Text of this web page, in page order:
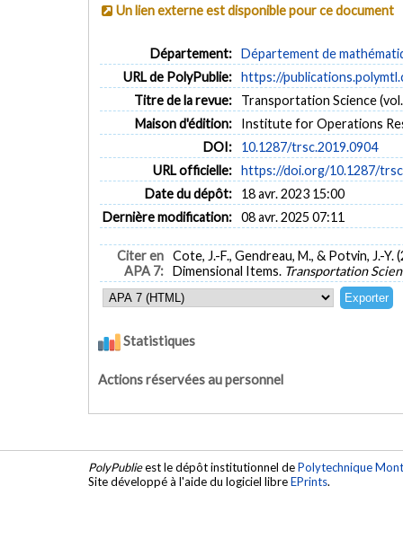
Un lien externe est disponible pour ce document
Département: Département de
URL de PolyPublie: https://
Titre de la revue:
Transportation Science
Maison d'édition:
Institute for Operations
DOI:
10.1287/trsc.2019.0904
URL officielle: https://doi.org/10.1287/
Date du dépôt:
18 avr. 2023 15:00
Dernière modification: 08 avr. 2025 07:11
Citer en
APA 7:
Cote, J.-F., Gendreau, M., & Potvin, J.-
Dimensional Items. Transportation
Statistiques
Actions réservées au personnel
PolyPublieest le dépôt institutionnel dePolytechnique
Site développé à l'aide du logiciel libreEPrints.